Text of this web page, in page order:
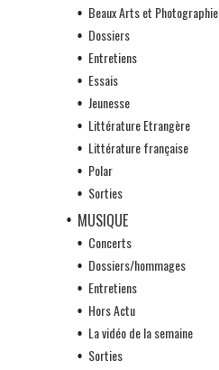
Beaux Arts et Photographie
Dossiers
Entretiens
Essais
Jeunesse
Littérature Etrangère
Littérature française
Polar
Sorties
MUSIQUE
Concerts
Dossiers/hommages
Entretiens
Hors Actu
La vidéo de la semaine
Sorties